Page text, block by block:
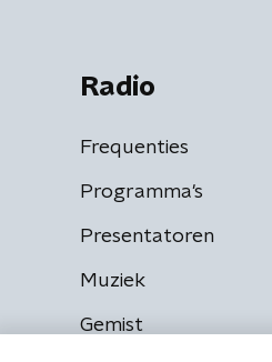
Radio
Frequenties
Programma's
Presentatoren
Muziek
Gemist